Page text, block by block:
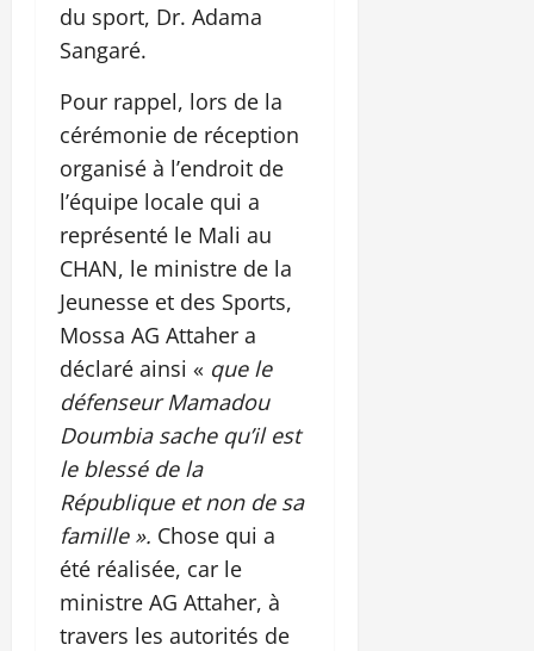
du sport, Dr. Adama
Sangaré.
Pour rappel, lors de la
cérémonie de réception
organisé à l’endroit de
l’équipe locale qui a
représenté le Mali au
CHAN, le ministre de la
Jeunesse et des Sports,
Mossa AG Attaher a
déclaré ainsi « que le
défenseur Mamadou
Doumbia sache qu’il est
le blessé de la
République et non de sa
famille ». Chose qui a
été réalisée, car le
ministre AG Attaher, à
travers les autorités de